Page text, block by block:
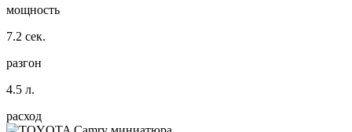
мощность
7.2 сек.
разгон
4.5 л.
расход